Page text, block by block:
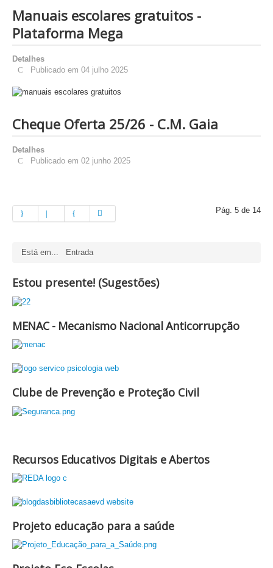
Estou presente! (Sugestões)
MENAC - Mecanismo Nacional Anticorrupção
Clube de Prevenção e Proteção Civil
Manuais escolares gratuitos -
Plataforma Mega
Detalhes
Publicado em 04 julho 2025
Cheque Oferta 25/26 - C.M. Gaia
Detalhes
Publicado em 02 junho 2025
Pág. 5 de 14
Está em... Entrada
Recursos Educativos Digitais e Abertos
Projeto educação para a saúde